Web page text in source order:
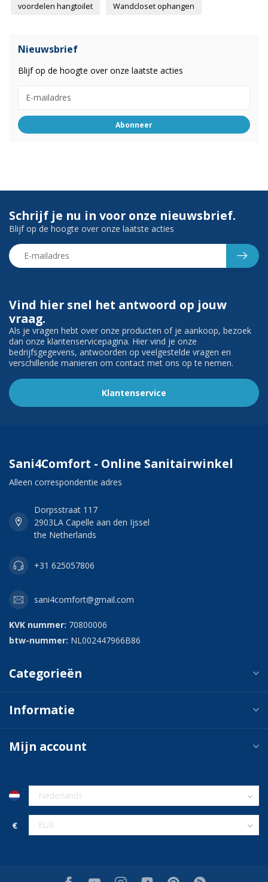
voordelen hangtoilet
Wandcloset ophangen
Nieuwsbrief
Blijf op de hoogte over onze laatste acties
Abonneer
Vind hier snel het antwoord op jouw
vraag.
Als je vragen hebt over onze producten of je aankoop, bezoek
dan onze klantenservicepagina. Hier vind je onze
bedrijfsgegevens, antwoorden op veelgestelde vragen en
verschillende manieren om contact met ons op te nemen.
Klantenservice
Schrijf je nu in voor onze nieuwsbrief.
Blijf op de hoogte over onze laatste acties
Sani4Comfort - Online Sanitairwinkel
Alleen correspondentie adres
Dorpsstraat 117
2903LA Capelle aan den Ijssel
the Netherlands
+31 625057806
sani4comfort@gmail.com
KVK nummer: 70800006
btw-nummer: NL002447966B86
Categorieën
Informatie
Mijn account
€